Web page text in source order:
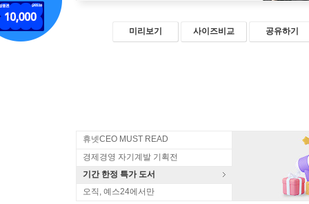
미리보기 사이즈비교 공유하기
휴넷CEO MUST READ
경제경영 자기계발 기획전
기간 한정 특가 도서
오직, 예스24에서만